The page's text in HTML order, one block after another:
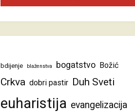
bdijenje blaženstva bogatstvo Božić
Crkva dobri pastir Duh Sveti
euharistija evangelizacija